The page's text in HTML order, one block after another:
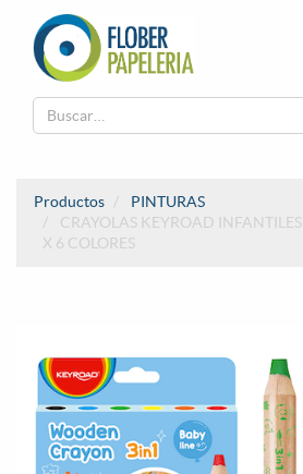
Productos
PINTURAS
CRAYOLAS KEYROAD
X 6 COLORES